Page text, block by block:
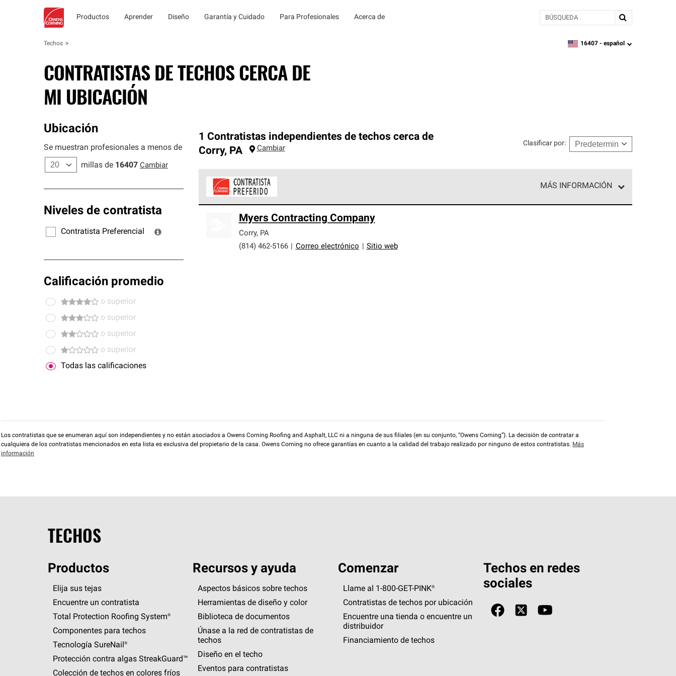
Productos Aprender Diseño Garantía y Cuidado Para Profesionales Acerca de BÚSQUEDA
Techos zipcode,language
16407 - español
CONTRATISTAS DE TECHOS CERCA DE
MI UBICACIÓN
Ubicación
Se muestran profesionales a menos de
millas de 16407 Cambiar
Niveles de contratista
Contratista Preferencial
Calificación promedio
o superior
o superior
o superior
o superior
Todas las calificaciones
1 Contratistas independientes de techos cerca de
Corry, PA Cambiar
Clasificar por:
MÁS INFORMACIÓN
cumplen con altos estándares y requisitos estrictos de profesionalismo y confiabilidad.
Myers Contracting Company
Corry, PA
(814) 462-5166
Correo electrónico Sitio web
Los contratistas que se enumeran aquí son independientes y no están asociados a Owens Corning Roofing and Asphalt, LLC ni a ninguna de sus filiales (en su conjunto, “Owens Corning”). La decisión de contratar a
cualquiera de los contratistas mencionados en esta lista es exclusiva del propietario de la casa. Owens Corning no ofrece garantías en cuanto a la calidad del trabajo realizado por ninguno de estos contratistas. Más
información
TECHOS
Productos
Elija sus tejas
Encuentre un contratista
Total Protection Roofing System®
Componentes para techos
Tecnología SureNail®
Protección contra algas StreakGuard™
Colección de techos en colores fríos
Recursos y ayuda
Aspectos básicos sobre techos
Herramientas de diseño y color
Biblioteca de documentos
Únase a la red de contratistas de
techos
Diseño en el techo
Eventos para contratistas
Comenzar
Llame al 1-800-GET -PINK®
Contratistas de techos por ubicación
Encuentre una tienda o encuentre un
distribuidor
Financiamiento de techos
Techos en redes
sociales